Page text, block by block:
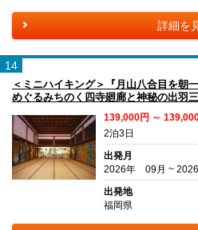
詳細を
14
＜ミニハイキング＞『月山八合目を
めぐるみちのく四寺廻廊と神秘の出羽
139,000円 ～
2泊3日
出発月
2026年 09月 ~
出発地
福岡県